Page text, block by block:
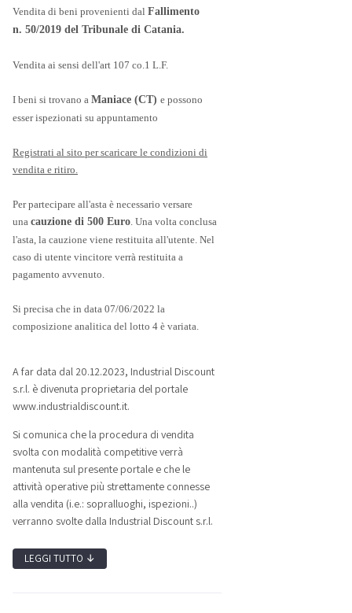
Vendita di beni provenienti dal Fallimento
n. 50/2019 del Tribunale di Catania.
Vendita ai sensi dell'art 107 co.1 L.F.
I beni si trovano a Maniace (CT) e possono
esser ispezionati su appuntamento
Registrati al sito per scaricare le condizioni di
vendita e ritiro.
Per partecipare all'asta è necessario versare
una cauzione di 500 Euro. Una volta conclusa
l'asta, la cauzione viene restituita all'utente. Nel
caso di utente vincitore verrà restituita a
pagamento avvenuto.
Si precisa che in data 07/06/2022 la
composizione analitica del lotto 4 è variata.
A far data dal 20.12.2023, Industrial Discount
s.r.l. è divenuta proprietaria del portale
www.industrialdiscount.it.
Si comunica che la procedura di vendita
svolta con modalità competitive verrà
mantenuta sul presente portale e che le
attività operative più strettamente connesse
alla vendita (i.e.: sopralluoghi, ispezioni..)
verranno svolte dalla Industrial Discount s.r.l.
LEGGI TUTTO ↓